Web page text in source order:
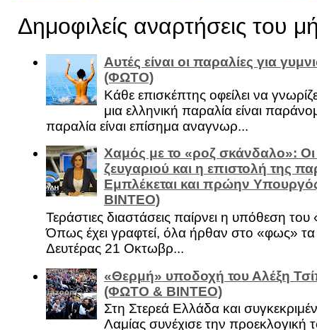
Δημοφιλείς αναρτήσεις του
Αυτές είναι οι παραλίες για
(ΦΩΤΟ)
Κάθε επισκέπτης οφείλει να
μια ελληνική παραλία είναι
παραλία είναι επίσημα αναγνωρ...
Χαμός με το «ροζ σκάνδαλο»: Οι
ζευγαριού και η επιστολή της
Εμπλέκεται και πρώην
ΒΙΝΤΕΟ)
Τεράστιες διαστάσεις παίρνει η υπόθεση
Όπως έχει γραφτεί, όλα ήρθαν στο «φως»
Δευτέρας 21 Οκτωβρ...
«Θερμή» υποδοχή του Αλέξη
(ΦΩΤΟ & ΒΙΝΤΕΟ)
Στη Στερεά Ελλάδα και
Λαμίας συνέχισε την προεκλογική